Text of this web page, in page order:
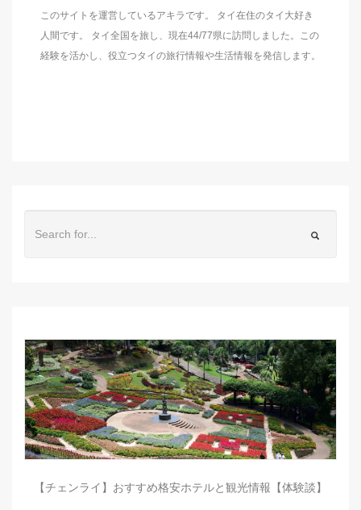
このサイトを運営しているアキラです。 タイ在住のタイ大好き
人間です。 タイ全国を旅し、現在44/77県に訪問しました。この
経験を活かし、役立つタイの旅行情報や生活情報を発信します。
【チェンライ】おすすめ格安ホテルと観光情報【体験談】